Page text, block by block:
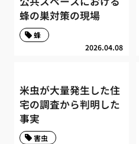
蜂の巣対策の現場
2026.04.08
蜂
米虫が大量発生した住
宅の調査から判明した
事実
害虫